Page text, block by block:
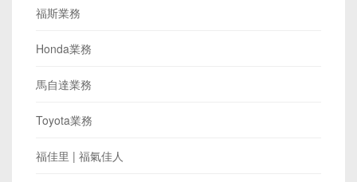
福斯業務
Honda業務
馬自達業務
Toyota業務
福佳里 | 福氣佳人